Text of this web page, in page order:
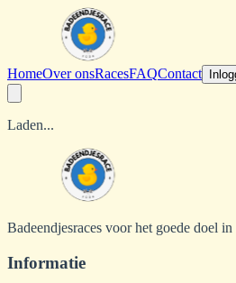
HomeOver onsRacesFAQContact
Laden...
Badeendjesraces voor het goede doel
Informatie